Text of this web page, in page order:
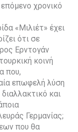
χρονικό
«Μιλιέτ» έχει
ότι σε
Ερντογάν
κοινή
που,
επωφελή λύση
και
Γερμανίας;
που θα